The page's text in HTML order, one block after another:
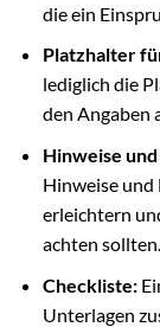
die ein
Platzhalter
lediglich die
den Angaben
Hinweise
Hinweise und
erleichtern
achten sollten.
Checkliste:
Unterlagen